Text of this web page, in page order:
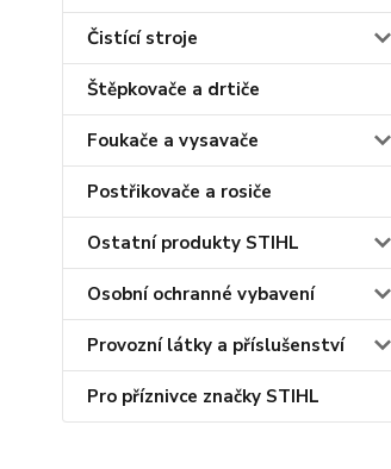
Čistící stroje
Štěpkovače a drtiče
Foukače a vysavače
Postřikovače a rosiče
Ostatní produkty STIHL
Osobní ochranné vybavení
Provozní látky a příslušenství
Pro příznivce značky STIHL